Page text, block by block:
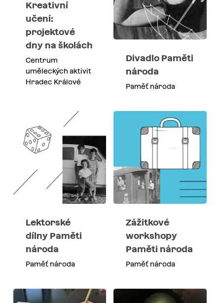
Kreativní
učení:
projektové
dny na školách
Centrum
uměleckých aktivit
Hradec Králové
Divadlo Paměti
národa
Paměť národa
Lektorské
dílny Paměti
národa
Paměť národa
Zážitkové
workshopy
Paměti národa
Paměť národa